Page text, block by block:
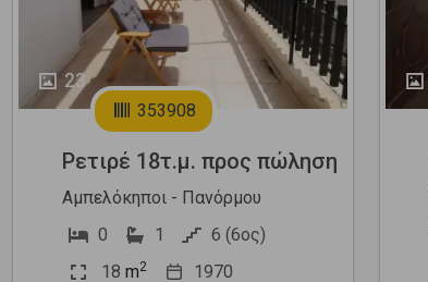
23
353908
Ρετιρέ 18τ.μ. προς πώληση
Αμπελόκηποι - Πανόρμου
0
1
6 (6ος)
18 m2 1970